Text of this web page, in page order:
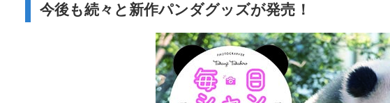
今後も続々と新作パンダグッズが発売！